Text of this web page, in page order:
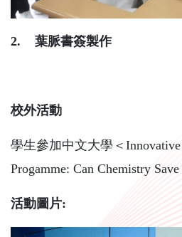
2. 葉脈書簽製作
校外活動
學生參加中文大學＜
Progamme: Can Chemistry
活動圖片: